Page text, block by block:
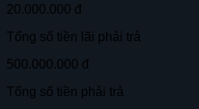
20.000.000 đ
Tổng số tiền lãi phải trả
500.000.000 đ
Tổng số tiền phải trả